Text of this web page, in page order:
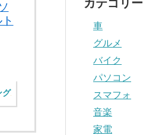
グ
カテゴリー
車
グルメ
バイク
パソコン
スマフォ
音楽
家電